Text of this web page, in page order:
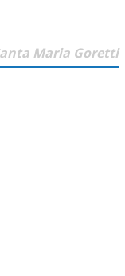
Maria Goretti